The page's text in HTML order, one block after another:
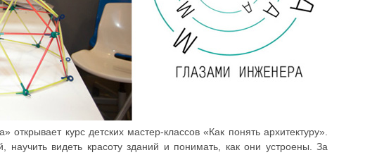
курс детских мастер-классов «Как понять архитектуру».
научить видеть красоту зданий и понимать, как они устроены. За